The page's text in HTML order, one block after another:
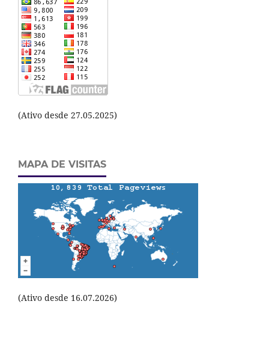
(Ativo desde 27.05.2025)
MAPA DE VISITAS
(Ativo desde 16.07.2026)